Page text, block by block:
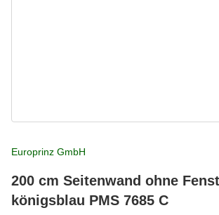
Europrinz GmbH
200 cm Seitenwand ohne
königsblau PMS 7685 C